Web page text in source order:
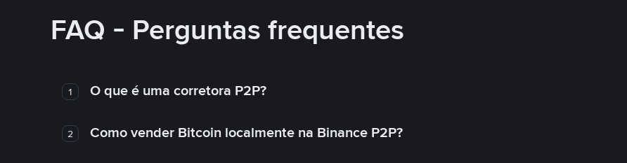
FAQ - Perguntas frequentes
1 O que é uma corretora P2P?
2 Como vender Bitcoin localmente na Binance P2P?